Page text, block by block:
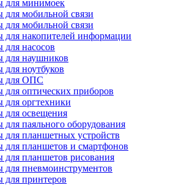
для минимоек
для мобильной связи
для мобильной связи
для накопителей информации
для насосов
для наушников
для ноутбуков
для ОПС
для оптических приборов
для оргтехники
для освещения
для паяльного оборудования
для планшетных устройств
для планшетов и смартфонов
для планшетов рисования
для пневмоинструментов
для принтеров